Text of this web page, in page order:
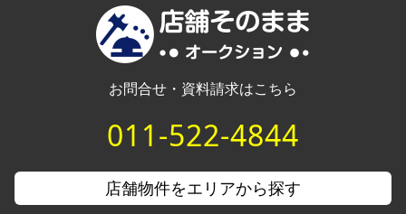
お問合せ・資料請求はこちら
011-522-4844
店舗物件をエリアから探す